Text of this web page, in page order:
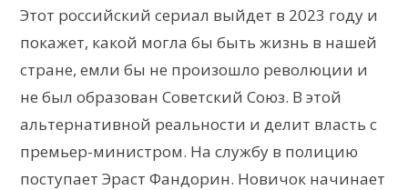
Этот российский сериал выйдет в 2023 году и
покажет, какой могла бы быть жизнь в нашей
стране, емли бы не произошло революции и
не был образован Советский Союз. В этой
альтернативной реальности и делит власть с
премьер-министром. На службу в полицию
поступает Эраст Фандорин. Новичок начинает